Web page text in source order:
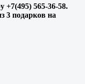
+7(495) 565-36-58.
3 подарков на